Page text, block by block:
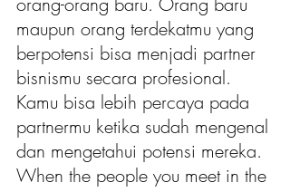
maupun orang terdekatmu yang
berpotensi bisa menjadi partner
bisnismu secara profesional.
Kamu bisa lebih percaya pada
partnermu ketika sudah mengenal
dan mengetahui potensi mereka.
When the people you meet in the